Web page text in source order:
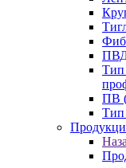
Тип
ПВ
Тип